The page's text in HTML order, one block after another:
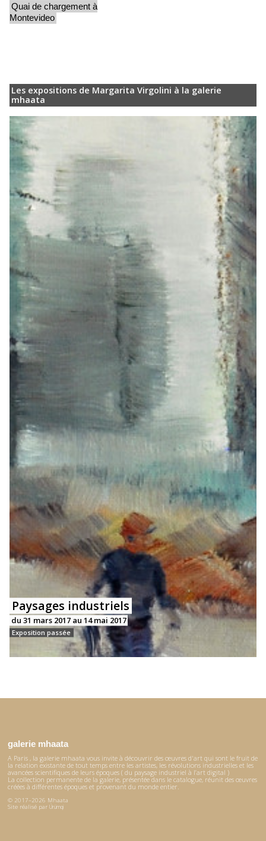
Quai de chargement à
Montevideo
Les expositions de Margarita Virgolini à la galerie
mhaata
Paysages industriels
du 31 mars 2017 au 14 mai 2017
Exposition passée
galerie mhaata
A Paris , la galerie mhaata vous invite à découvrir des œuvres d'art qui sont le fruit de
la relation existante de tout temps entre les artistes, les révolutions industrielles et les
avancées scientifiques de leurs époques ( du paysage industriel à l’art digital )
La collection permanente de la galerie, présentée dans le catalogue, réunit des œuvres
créées à différentes époques et provenant du monde entier.
© 2017–2026 Mhaata
Site réalisé par Ürümqi